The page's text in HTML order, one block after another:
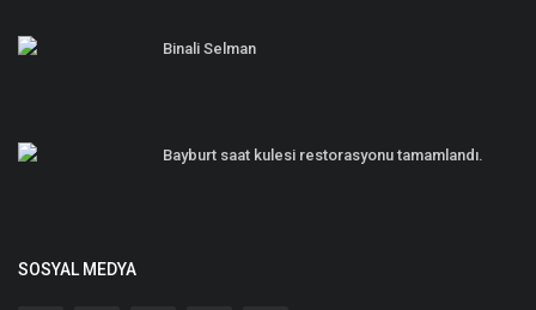
Binali Selman
Bayburt saat kulesi restorasyonu tamamlandı.
SOSYAL MEDYA